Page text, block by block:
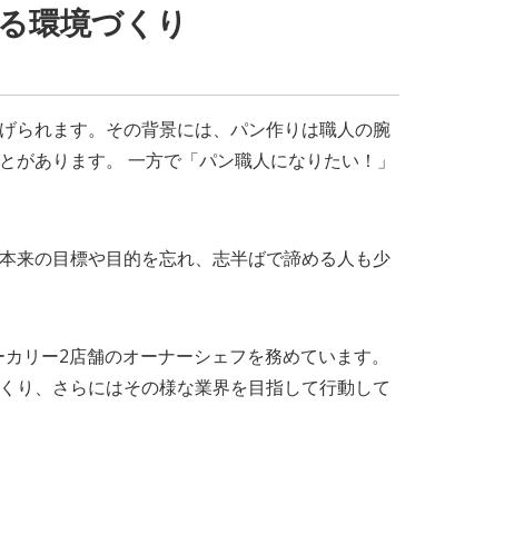
環境づくり
られます。その背景には、パン作りは職人の腕
あります。 一方で「パン職人になりたい！」
来の目標や目的を忘れ、志半ばで諦める人も少
リー2店舗のオーナーシェフを務めています。
り、さらにはその様な業界を目指して行動して